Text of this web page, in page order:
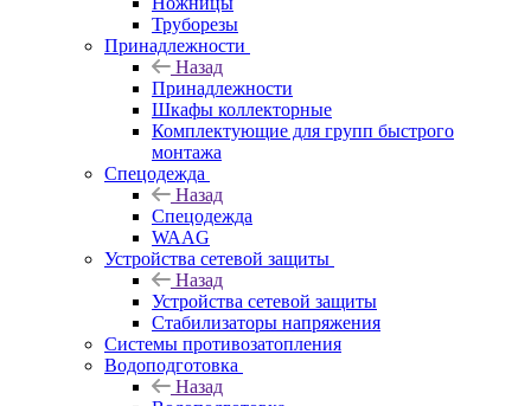
Труборезы
Принадлежности
Назад
Принадлежности
Шкафы коллекторные
Комплектующие для групп быстрого
монтажа
Спецодежда
Назад
Спецодежда
WAAG
Устройства сетевой защиты
Назад
Устройства сетевой защиты
Стабилизаторы напряжения
Системы противозатопления
Водоподготовка
Назад